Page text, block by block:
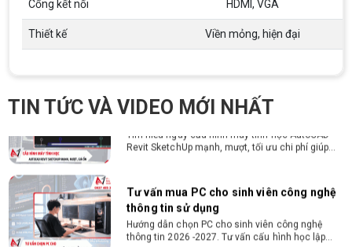
Cổng kết nối HDMI, VGA
Thiết kế Viền mỏng, hiện đại
TIN TỨC VÀ VIDEO MỚI NHẤT
Hướng dẫn chọn PC cho sinh viên thiết kế đồ họa
từ 2D, dựng video đến 3D. Cấu hình tối ưu, dùng
bền 4 năm đại học. Tư vấn lắp đặt tại Vi Tính
SketchUp mạnh, mượt, giá ổn
Tìm hiểu ngay cấu hình máy tính học AutoCAD
Revit SketchUp mạnh, mượt, tối ưu chi phí giúp
giật lag.
Tư vấn mua PC cho sinh viên công nghệ
Hướng dẫn chọn PC cho sinh viên công nghệ
thông tin 2026 -2027. Tư vấn cấu hình học lập
trình, chạy Docker, máy ảo, Android Studio tối ưu
chi phí.